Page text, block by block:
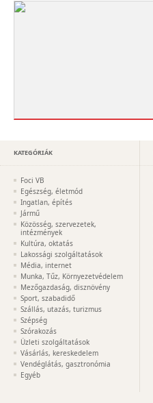
KATEGÓRIÁK
Foci VB
Egészség, életmód
Ingatlan, építés
Jármű
Közösség, szervezetek,
intézmények
Kultúra, oktatás
Lakossági szolgáltatások
Média, internet
Munka, Tűz, Környezetvédelem
Mezőgazdaság, disznövény
Sport, szabadidő
Szállás, utazás, turizmus
Szépség
Szórakozás
Üzleti szolgáltatások
Vásárlás, kereskedelem
Vendéglátás, gasztronómia
Egyéb